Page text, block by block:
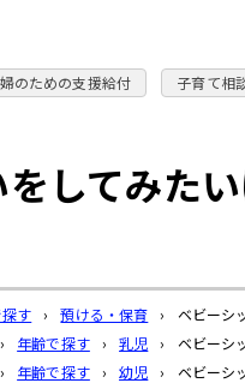
のための支援給付
子育て相
してみた
す › 預ける・保育 ›
ベビーシ
› 年齢で探す › 乳児 ›
ベビーシ
› 年齢で探す › 幼児 › ベビーシ